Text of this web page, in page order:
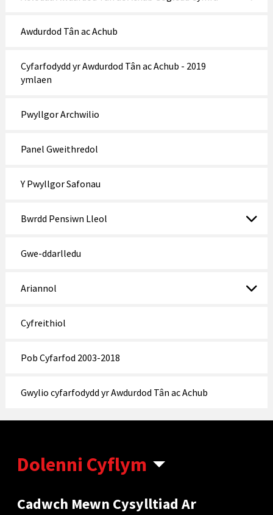
Awdurdod Tân ac Achub
Cyfarfodydd yr Awdurdod Tân ac Achub - 2019
ymlaen
Pwyllgor Archwilio
Panel Gweithredol
Y Pwyllgor Safonau
Bwrdd Pensiwn Lleol
Gwe-ddarlledu
Ariannol
Cyfreithiol
Pob Cyfarfod 2003-2018
Gwylio cyfarfodydd yr Awdurdod Tân ac Achub
Dolenni Cyflym
Cadwch Mewn Cysylltiad Ar